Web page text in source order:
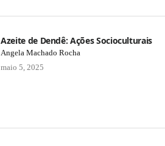
Azeite de Dendê: Ações Socioculturais
Angela Machado Rocha
maio 5, 2025